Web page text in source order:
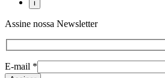
Assine nossa Newsletter
E-mail *